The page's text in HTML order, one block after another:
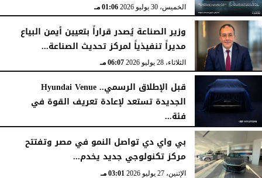
الخميس، 30 يوليو 2026 01:06 مـ
وزير الصناعة يُصدر قراراً بتعيين أيمن البياع
مديراً تنفيذياً لمركز تحديث الصناعة...
الثلاثاء، 28 يوليو 2026 06:07 مـ
قبل الإطلاق الرسمي.. Hyundai Venue
الجديدة تستعد لإعادة تعريف القوة في
فئة...
الثلاثاء، 28 يوليو 2026 12:28 مـ
بي واي دي تواصل النمو في مصر وتفتتح
مركز تكنولوجي جديد يخدم...
الإثنين، 27 يوليو 2026 03:01 مـ